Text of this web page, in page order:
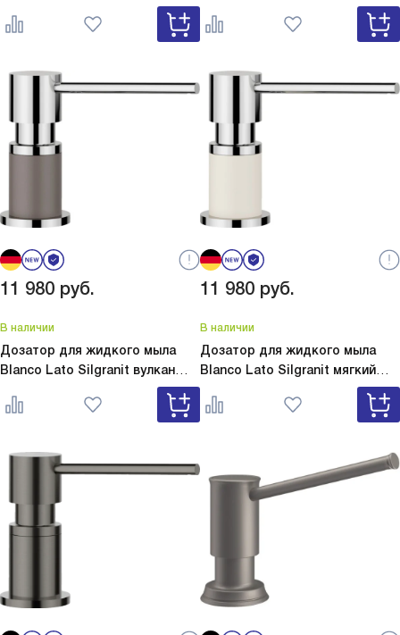
Lato Silgranit белый 525814
11 980 руб.
В наличии
Дозатор для жидкого мыла
Blanco Lato Silgranit вулкан
Lato Silgranit вулкан
серый 526954
11 980 руб.
В наличии
Дозатор для жидкого мыла
Blanco Lato Silgranit мягкий
Lato Silgranit мягкий
белый 526955